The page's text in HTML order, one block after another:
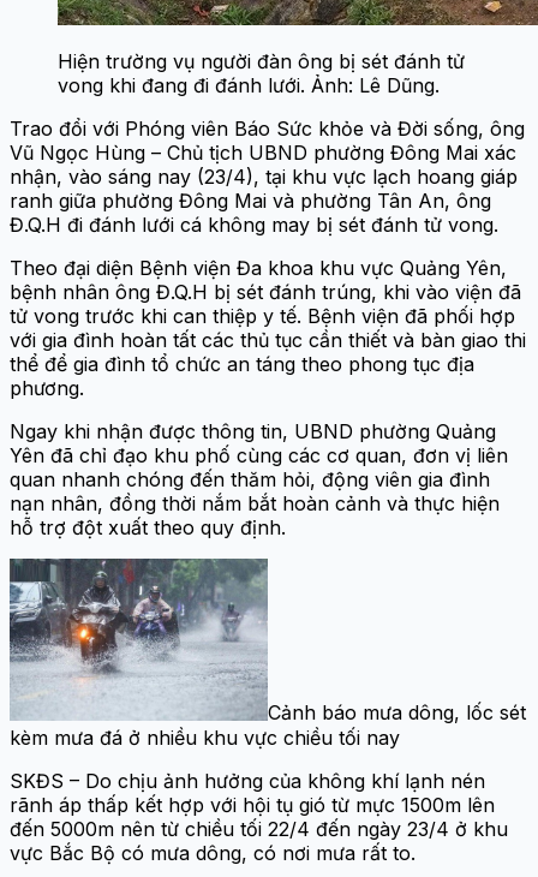
Hiện trường vụ người đàn ông bị sét đánh tử
vong khi đang đi đánh lưới. Ảnh: Lê Dũng.
Trao đổi với Phóng viên Báo Sức khỏe và Đời sống, ông
Vũ Ngọc Hùng – Chủ tịch UBND phường Đông Mai xác
nhận, vào sáng nay (23/4), tại khu vực lạch hoang giáp
ranh giữa phường Đông Mai và phường Tân An, ông
Đ.Q.H đi đánh lưới cá không may bị sét đánh tử vong.
Theo đại diện Bệnh viện Đa khoa khu vực Quảng Yên,
bệnh nhân ông Đ.Q.H bị sét đánh trúng, khi vào viện đã
tử vong trước khi can thiệp y tế. Bệnh viện đã phối hợp
với gia đình hoàn tất các thủ tục cần thiết và bàn giao thi
thể để gia đình tổ chức an táng theo phong tục địa
phương.
Ngay khi nhận được thông tin, UBND phường Quảng
Yên đã chỉ đạo khu phố cùng các cơ quan, đơn vị liên
quan nhanh chóng đến thăm hỏi, động viên gia đình
nạn nhân, đồng thời nắm bắt hoàn cảnh và thực hiện
hỗ trợ đột xuất theo quy định.
Cảnh báo mưa dông, lốc sét
kèm mưa đá ở nhiều khu vực chiều tối nay
SKĐS – Do chịu ảnh hưởng của không khí lạnh nén
rãnh áp thấp kết hợp với hội tụ gió từ mực 1500m lên
đến 5000m nên từ chiều tối 22/4 đến ngày 23/4 ở khu
vực Bắc Bộ có mưa dông, có nơi mưa rất to.